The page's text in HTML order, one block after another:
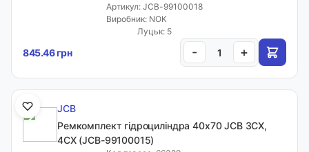
Артикул: JCB-99100018
Виробник: NOK
Луцьк: 5
845.46 грн - +
JCB
Ремкомплект гідроциліндра 40x70 JCB 3CX,
4CX (JCB-99100015)